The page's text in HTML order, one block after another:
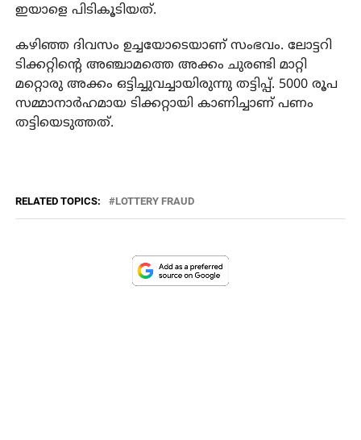
ഇയാളെ പിടികൂടിയത്.
കഴിഞ്ഞ ദിവസം ഉച്ചയോടെയാണ് സംഭവം. ലോട്ടറി
ടിക്കറ്റിന്റെ അഞ്ചാമത്തെ അക്കം ചുരണ്ടി മാറ്റി
മറ്റൊരു അക്കം ഒട്ടിച്ചുവച്ചായിരുന്നു തട്ടിപ്പ്. 5000 രൂപ
സമ്മാനാര്‍ഹമായ ടിക്കറ്റായി കാണിച്ചാണ് പണം
തട്ടിയെടുത്തത്.
RELATED TOPICS: LOTTERY FRAUD